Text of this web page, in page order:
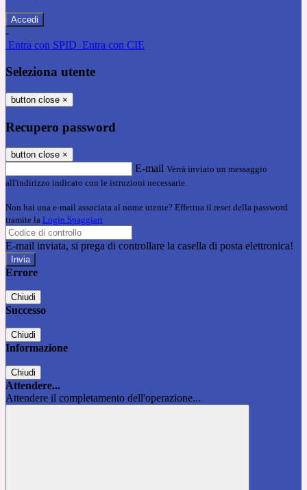
-
Entra con SPID Entra con CIE
Seleziona utente
button close ×
Recupero password
button close ×
E-mail Verrà inviato un messaggio
all'indirizzo indicato con le istruzioni necessarie.
Non hai una e-mail associata al nome utente? Effettua il reset della password
tramite la Login Spaggiari
E-mail inviata, si prega di controllare la casella di posta elettronica!
Errore
Chiudi
Successo
Chiudi
Informazione
Chiudi
Attendere...
Attendere il completamento dell'operazione...